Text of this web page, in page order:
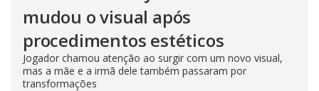
mudou o visual após
procedimentos estéticos
Jogador chamou atenção ao surgir com um novo visual,
mas a mãe e a irmã dele também passaram por
transformações